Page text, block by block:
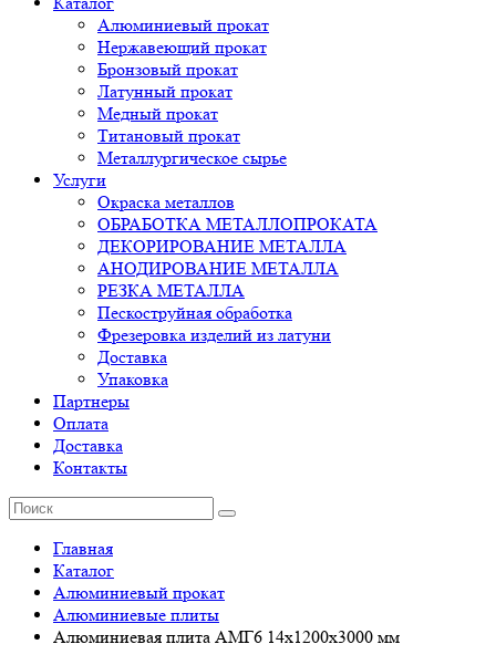
Алюминиевый прокат
Нержавеющий прокат
Бронзовый прокат
Латунный прокат
Медный прокат
Титановый прокат
Металлургическое сырье
Услуги
Окраска металлов
ОБРАБОТКА МЕТАЛЛОПРОКАТА
ДЕКОРИРОВАНИЕ МЕТАЛЛА
АНОДИРОВАНИЕ МЕТАЛЛА
РЕЗКА МЕТАЛЛА
Пескоструйная обработка
Фрезеровка изделий из латуни
Доставка
Упаковка
Партнеры
Оплата
Доставка
Контакты
Главная
Каталог
Алюминиевый прокат
Алюминиевые плиты
Алюминиевая плита АМГ6 14х1200х3000 мм